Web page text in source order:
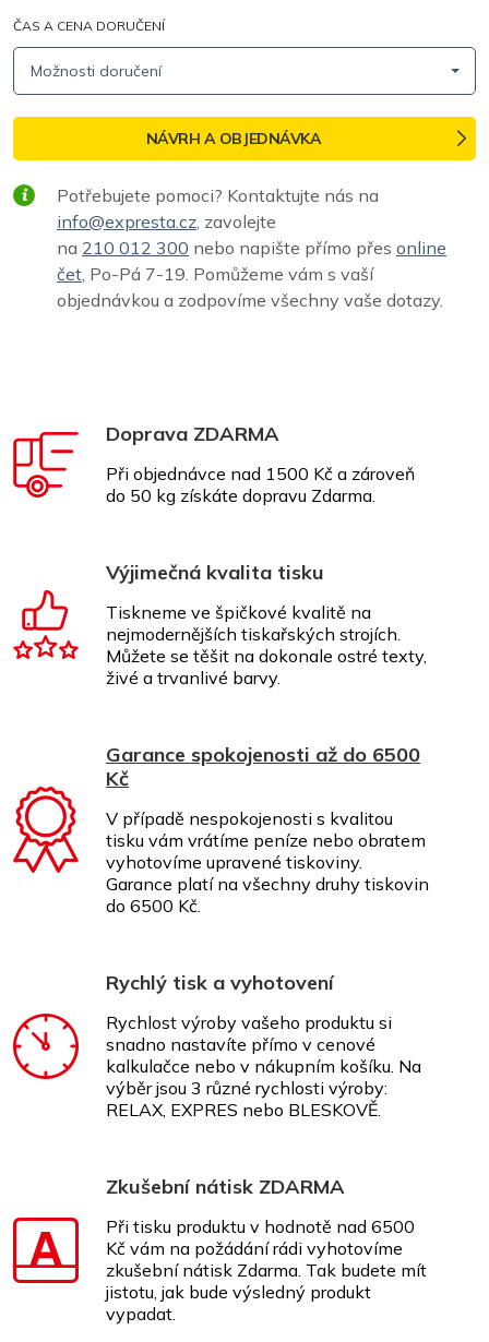
Potřebujete pomoci? Kontaktujte nás na
info@expresta.cz, zavolejte
na 210 012 300 nebo napište přímo přes online
čet, Po-Pá 7-19. Pomůžeme vám s vaší
objednávkou a zodpovíme všechny vaše dotazy.
ČAS A CENA DORUČENÍ
Možnosti doručení
NÁVRH A OBJEDNÁVKA
Doprava ZDARMA
Při objednávce nad 1500 Kč a zároveň
do 50 kg získáte dopravu Zdarma.
Výjimečná kvalita tisku
Tiskneme ve špičkové kvalitě na
nejmodernějších tiskařských strojích.
Můžete se těšit na dokonale ostré texty,
živé a trvanlivé barvy.
Garance spokojenosti až do 6500
Kč
V případě nespokojenosti s kvalitou
tisku vám vrátíme peníze nebo obratem
vyhotovíme upravené tiskoviny.
Garance platí na všechny druhy tiskovin
do 6500 Kč.
Rychlý tisk a vyhotovení
Rychlost výroby vašeho produktu si
snadno nastavíte přímo v cenové
kalkulačce nebo v nákupním košíku. Na
výběr jsou 3 různé rychlosti výroby:
RELAX, EXPRES nebo BLESKOVĚ.
Zkušební nátisk ZDARMA
Při tisku produktu v hodnotě nad 6500
Kč vám na požádání rádi vyhotovíme
zkušební nátisk Zdarma. Tak budete mít
jistotu, jak bude výsledný produkt
vypadat.